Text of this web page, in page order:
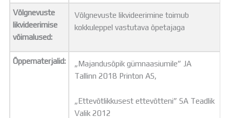
Võlgnevuste
likvideerimise
võimalused:
Võlgnevuste likvideerimine toimub
kokkuleppel vastutava õpetajaga
Õppematerjalid:
„Majandusõpik gümnaasiumile” JA
Tallinn 2018 Printon AS,
„Ettevõtlikkusest ettevõtteni” SA Teadlik
Valik 2012